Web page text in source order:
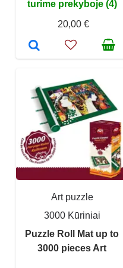
turime prekyboje (4)
20,00 €
Art puzzle
3000 Kūriniai
Puzzle Roll Mat up to
3000 pieces Art